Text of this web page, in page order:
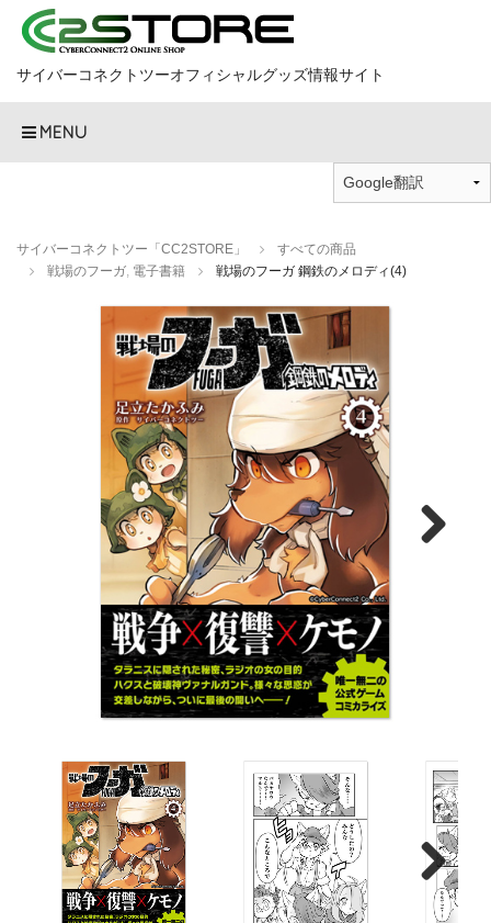
サイバーコネクトツーオフィシャルグッズ情報サイト
MENU
サイバーコネクトツー「CC2STORE」
すべての商品
戦場のフーガ, 電子書籍 戦場のフーガ 鋼鉄のメロディ(4)
Next